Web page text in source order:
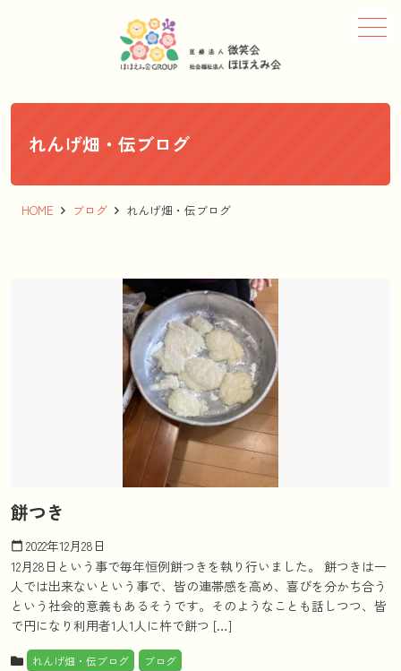
れんげ畑・伝ブログ
HOME ブログ れんげ畑・伝ブログ
餅つき
calendar_today 2022年12月28日
12月28日という事で毎年恒例餅つきを執り行いました。 餅つきは一
人では出来ないという事で、皆の連帯感を高め、喜びを分かち合う
という社会的意義もあるそうです。そのようなことも話しつつ、皆
で円になり利用者1人1人に杵で餅つ […]
れんげ畑・伝ブログ ブログ